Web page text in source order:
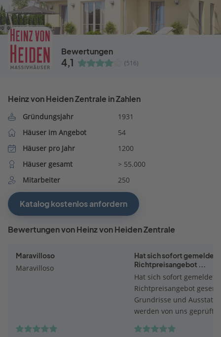
Bewertungen
4,1 (516)
Heinz von Heiden Zentrale in Zahlen
Gründungsjahr
1931
Häuser im Angebot
54
Häuser pro Jahr
1200
Häuser gesamt
> 55.000
Mitarbeiter
250
Katalog kostenlos anfordern
Bewertungen von Heinz von Heiden Zentrale
Maravilloso
Maravilloso
Hat sich sofort gemeldet.
Richtpreisangebot ...
Hat sich sofort gemeldet.
Richtpreisangebot
Grundrisse und
werden von uns geprüft.